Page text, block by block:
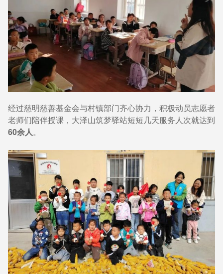
经过慈明慈善基金会与村镇部门齐心协力，积极动员志愿者
老师们陪伴授课，大泽山筑梦驿站短短几天服务人次就达到
60余人。